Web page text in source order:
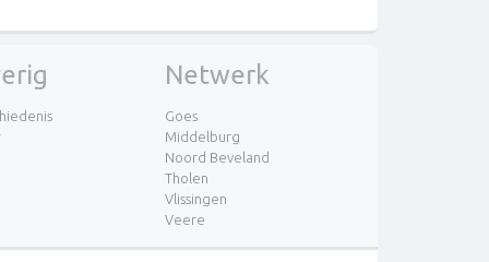
Netwerk
Goes
Middelburg
Noord Beveland
Tholen
Vlissingen
Veere